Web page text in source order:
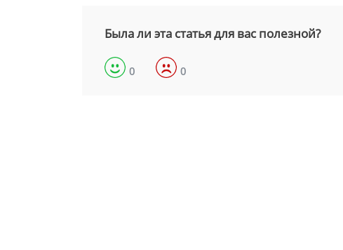
Была ли эта статья для вас полезной?
0 0